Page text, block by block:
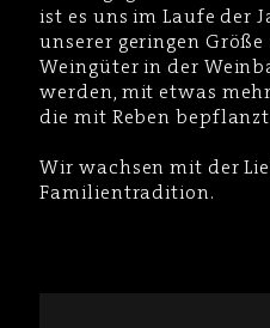
ist es uns im Laufe der
unserer geringen
Weingüter in der
werden, mit etwas
die mit Reben
Wir wachsen mit der
Familientradition.